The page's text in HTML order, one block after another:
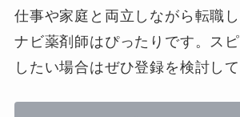
仕事や家庭と両立しながら転職
ナビ薬剤師はぴったりです。ス
したい場合はぜひ登録を検討して